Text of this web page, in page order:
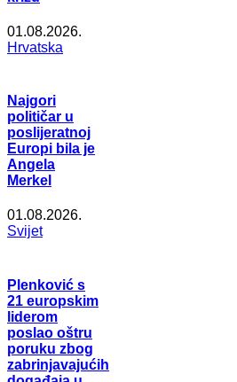
01.08.2026.
Hrvatska
Najgori
političar u
poslijeratnoj
Europi bila je
Angela
Merkel
01.08.2026.
Svijet
Plenković s
21 europskim
liderom
poslao oštru
poruku zbog
zabrinjavajućih